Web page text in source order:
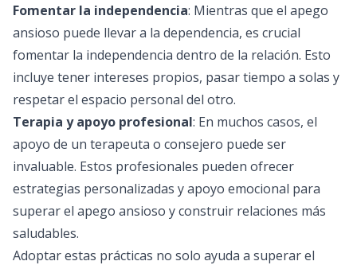
Fomentar la independencia: Mientras que el apego
ansioso puede llevar a la dependencia, es crucial
fomentar la independencia dentro de la relación. Esto
incluye tener intereses propios, pasar tiempo a solas y
respetar el espacio personal del otro.
Terapia y apoyo profesional: En muchos casos, el
apoyo de un terapeuta o consejero puede ser
invaluable. Estos profesionales pueden ofrecer
estrategias personalizadas y apoyo emocional para
superar el apego ansioso y construir relaciones más
saludables.
Adoptar estas prácticas no solo ayuda a superar el